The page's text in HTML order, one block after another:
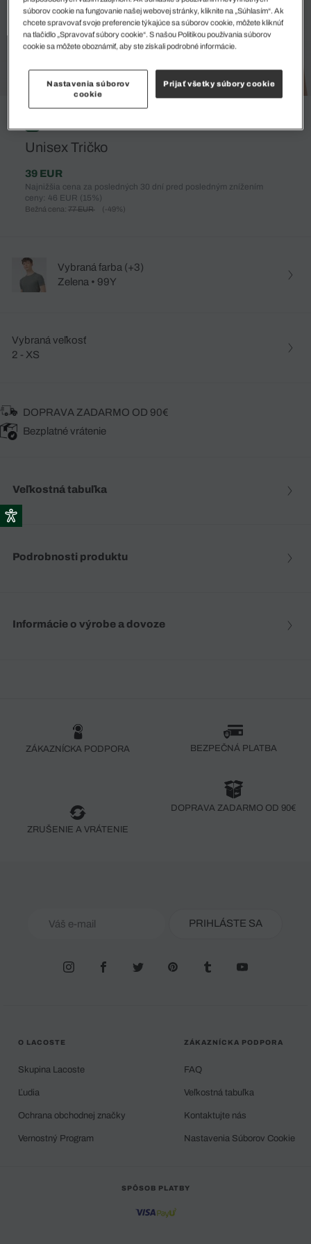
Unisex Tričko
39 EUR
Najnižšia cena za posledných 30 dní pred posledným znížením
ceny: 46 EUR (15%)
Bežná cena: 77 EUR (-49%)
Vybraná farba (+3)
Zelena • 99Y
Vybraná veľkosť
2 - XS
DOPRAVA ZADARMO OD 90€
Bezplatné vrátenie
Veľkostná tabuľka
Podrobnosti produktu
Informácie o výrobe a dovoze
ZÁKAZNÍCKA PODPORA BEZPEČNÁ PLATBA
ZRUŠENIE A VRÁTENIE
DOPRAVA ZADARMO OD 90€
PRIHLÁSTE SA
O LACOSTE
Skupina Lacoste
Ľudia
Ochrana obchodnej značky
Vernostný Program
ZÁKAZNÍCKA PODPORA
FAQ
Veľkostná tabuľka
Kontaktujte nás
Nastavenia Súborov Cookie
SPÔSOB PLATBY
súborov cookie na fungovanie našej webovej stránky, kliknite na „Súhlasím“. Ak
chcete spravovať svoje preferencie týkajúce sa súborov cookie, môžete kliknúť
na tlačidlo „Spravovať súbory cookie“. S našou Politikou používania súborov
cookie sa môžete oboznámiť, aby ste získali podrobné informácie.
Nastavenia súborov
cookie
Prijať všetky súbory cookie